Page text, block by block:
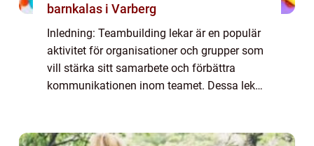
barnkalas i Varberg
Inledning: Teambuilding lekar är en populär
aktivitet för organisationer och grupper som
vill stärka sitt samarbete och förbättra
kommunikationen inom teamet. Dessa lekar